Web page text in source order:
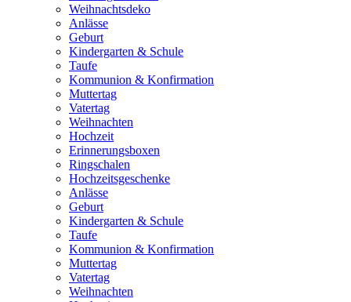
Weihnachtsdeko
Anlässe
Geburt
Kindergarten & Schule
Taufe
Kommunion & Konfirmation
Muttertag
Vatertag
Weihnachten
Hochzeit
Erinnerungsboxen
Ringschalen
Hochzeitsgeschenke
Anlässe
Geburt
Kindergarten & Schule
Taufe
Kommunion & Konfirmation
Muttertag
Vatertag
Weihnachten